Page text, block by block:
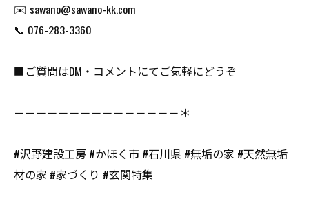
✉️ sawano@sawano-kk.com
📞 076-283-3360
■ご質問はDM・コメントにてご気軽にどうぞ
－－－－－－－－－－－－－－－＊
#沢野建設工房 #かほく市 #石川県 #無垢の家 #天然無垢
材の家 #家づくり #玄関特集